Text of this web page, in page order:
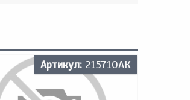
Артикул: 215710АК